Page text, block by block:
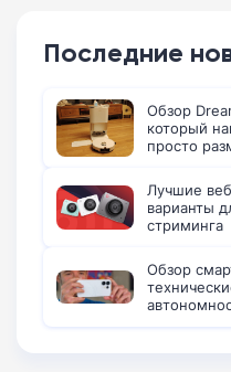
Последние
Обзор
который
просто
Лучшие
варианты
стриминга
Обзор